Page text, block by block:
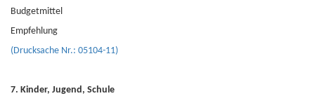
Budgetmittel
Empfehlung
(Drucksache Nr.: 05104-11)
7. Kinder, Jugend, Schule